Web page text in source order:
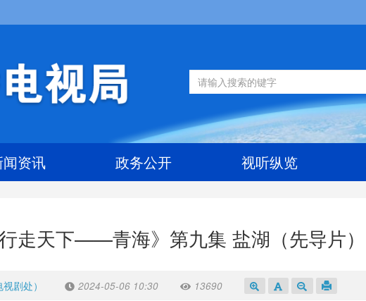
闻资讯 政务公开 视听纵览
走天下——青海》第九集 盐湖（先导片）
剧处） 2024-05-06 10:30 13690